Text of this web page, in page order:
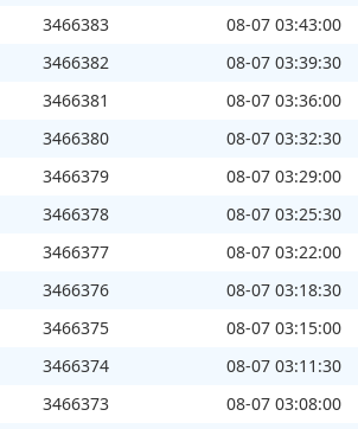
3466383
08-07 03:43:00
3466382
08-07 03:39:30
3466381
08-07 03:36:00
3466380
08-07 03:32:30
3466379
08-07 03:29:00
3466378
08-07 03:25:30
3466377
08-07 03:22:00
3466376
08-07 03:18:30
3466375
08-07 03:15:00
3466374
08-07 03:11:30
3466373
08-07 03:08:00
+ 1 +
3466421期开奖：